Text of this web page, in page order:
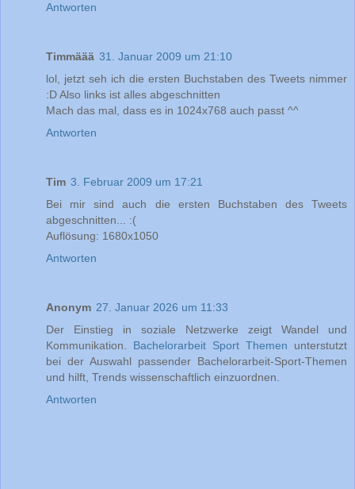
Antworten
Timmäää 31. Januar 2009 um 21:10
lol, jetzt seh ich die ersten Buchstaben des Tweets nimmer
:D Also links ist alles abgeschnitten
Mach das mal, dass es in 1024x768 auch passt ^^
Antworten
Tim 3. Februar 2009 um 17:21
Bei mir sind auch die ersten Buchstaben des Tweets
abgeschnitten... :(
Auflösung: 1680x1050
Antworten
Anonym 27. Januar 2026 um 11:33
Der Einstieg in soziale Netzwerke zeigt Wandel und
Kommunikation. Bachelorarbeit Sport Themen unterstutzt
bei der Auswahl passender Bachelorarbeit-Sport-Themen
und hilft, Trends wissenschaftlich einzuordnen.
Antworten